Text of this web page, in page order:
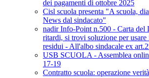
dei pagamenti di ottobre 2025
Cisl scuola presenta "A scuola,
News dal sindacato"
nadir Info-Point n.500 - Carta del
ritardi, si trovi soluzione per usare
residui - All'albo sindacale ex
USB SCUOLA - Assemblea
17-19
Contratto scuola: operazione